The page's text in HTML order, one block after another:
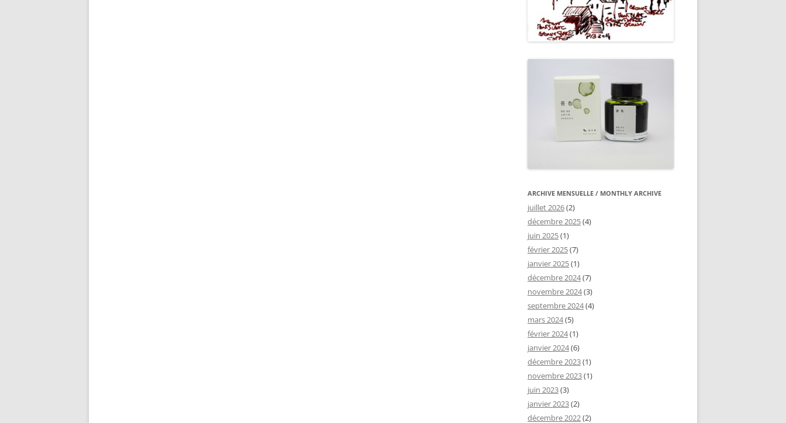
ARCHIVE MENSUELLE / MONTHLY ARCHIVE
juillet 2026(2)
décembre 2025(4)
juin 2025(1)
février 2025(7)
janvier 2025(1)
décembre 2024(7)
novembre 2024(3)
septembre 2024(4)
mars 2024(5)
février 2024(1)
janvier 2024(6)
décembre 2023(1)
novembre 2023(1)
juin 2023(3)
janvier 2023(2)
décembre 2022(2)